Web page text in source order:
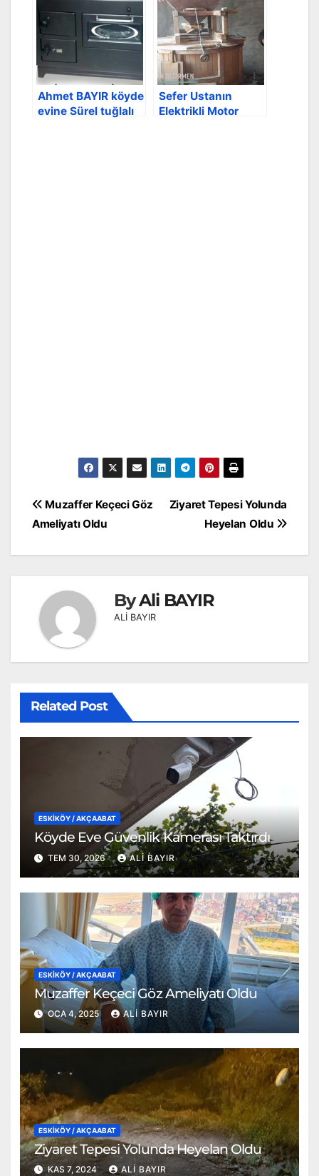
Ahmet BAYIR köyde
evine Sürel tuğlalı
Sefer Ustanın
Elektrikli Motor
Yazı
gezinmesi
Ziyaret Tepesi Yolunda
Heyelan Oldu
Muzaffer Keçeci Göz
Ameliyatı Oldu
ByAli BAYIR
ALİ BAYIR
Related Post
ESKİKÖY / AKÇAABAT
Köyde Eve Güvenlik Kamerası Taktırdı
TEM 30, 2026 ALI BAYIR
ESKİKÖY / AKÇAABAT
Muzaffer Keçeci Göz Ameliyatı Oldu
OCA 4, 2025 ALI BAYIR
ESKİKÖY / AKÇAABAT
Ziyaret Tepesi Yolunda Heyelan Oldu
KAS 7, 2024 ALI BAYIR